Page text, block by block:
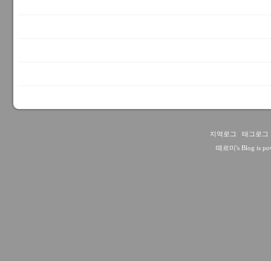
지역로그 : 태그로그
떼르미's Blog is